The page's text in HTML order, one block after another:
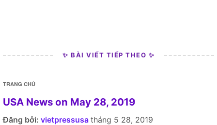
✨ BÀI VIẾT TIẾP THEO ✨
TRANG CHỦ
USA News on May 28, 2019
Đăng bởi: vietpressusa tháng 5 28, 2019